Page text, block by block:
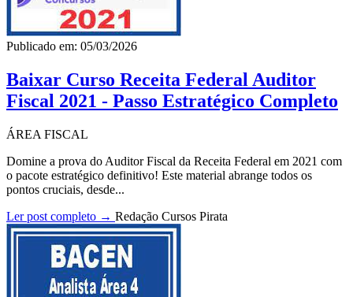
Publicado em: 05/03/2026
Baixar Curso Receita Federal Auditor
Fiscal 2021 - Passo Estratégico Completo
ÁREA FISCAL
Domine a prova do Auditor Fiscal da Receita Federal em 2021 com
o pacote estratégico definitivo! Este material abrange todos os
pontos cruciais, desde...
Ler post completo → Redação Cursos Pirata